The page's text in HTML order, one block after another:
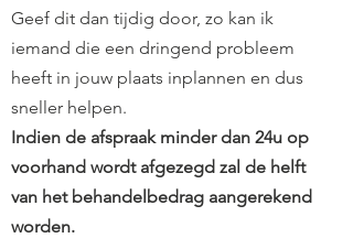
Geef dit dan tijdig door, zo kan ik
iemand die een dringend probleem
heeft in jouw plaats inplannen en dus
sneller helpen.
Indien de afspraak minder dan 24u op
voorhand wordt afgezegd zal de helft
van het behandelbedrag aangerekend
worden.